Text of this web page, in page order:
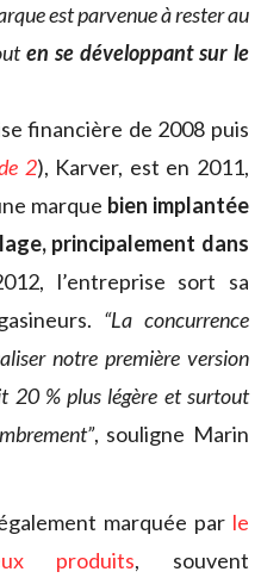
est parvenue à rester au
en se développant sur le
financière de 2008 puis
2), Karver, est en 2011,
marque bien implantée
principalement dans
l’entreprise sort sa
“La concurrence
notre première version
20 % plus légère et surtout
, souligne Marin
marquée par le
produits, souvent